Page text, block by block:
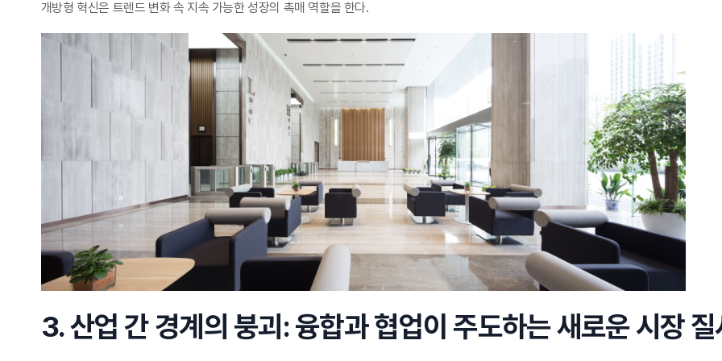
개방형 혁신은 트렌드 변화 속 지속 가능한 성장의 촉매 역할을 한다.
3. 산업 간 경계의 붕괴: 융합과 협업이 주도하는 새로운 시장 질